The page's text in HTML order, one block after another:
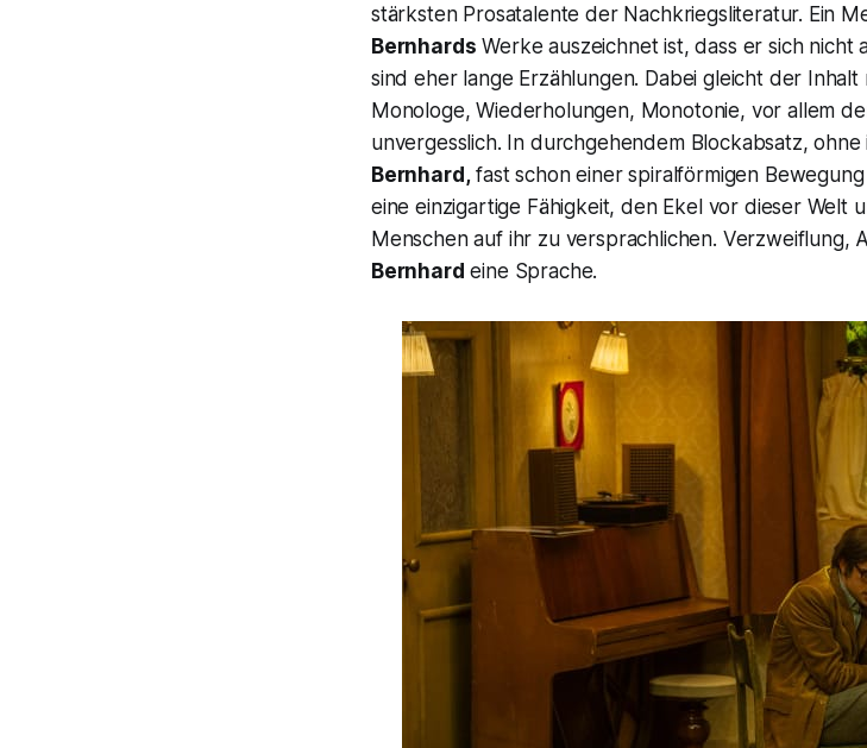
stärksten Prosatalente der Nachkriegsliteratur. Ein
Bernhards Werke auszeichnet ist, dass er sich nicht
sind eher lange Erzählungen. Dabei gleicht der Inhalt
Monologe, Wiederholungen, Monotonie, vor allem
unvergesslich. In durchgehendem Blockabsatz,
Bernhard,fast schon einer spiralförmigen
eine einzigartige Fähigkeit, den Ekel vor dieser Welt
Menschen auf ihr zu versprachlichen. Verzweiflung,
Bernhard eine Sprache.